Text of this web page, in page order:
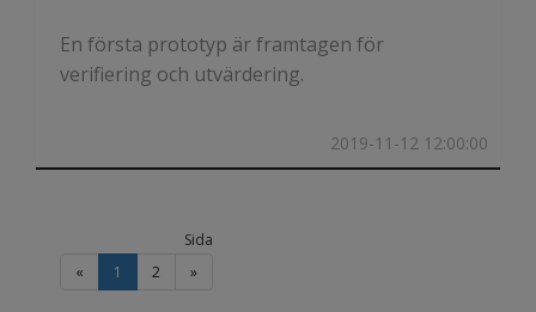
2019-11-12 12:00:00
En första prototyp är framtagen för
verifiering och utvärdering.
Sida
«
1 2 »